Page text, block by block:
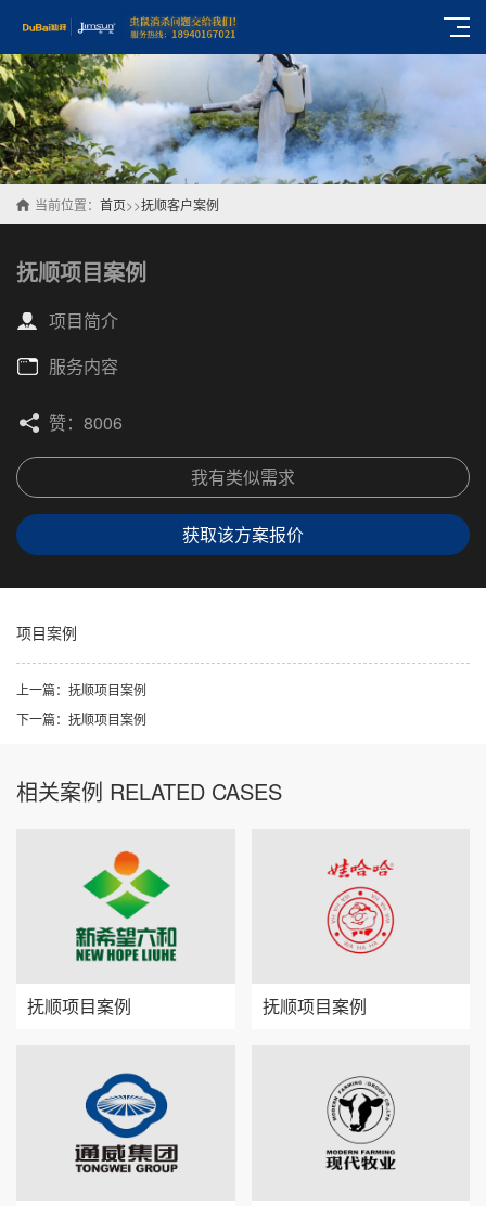
当前位置： 首页>>抚顺客户案例
抚顺项目案例
项目简介
服务内容
赞：8006
我有类似需求
获取该方案报价
项目案例
上一篇：抚顺项目案例
下一篇：抚顺项目案例
相关案例 RELATED CASES
抚顺项目案例 抚顺项目案例